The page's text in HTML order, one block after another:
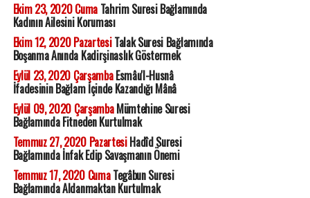
Ekim 23, 2020 CumaTahrim Suresi Bağlamında
Kadının Ailesini Koruması
Ekim 12, 2020 PazartesiTalak Suresi Bağlamında
Boşanma Anında Kadirşinaslık Göstermek
Eylül 23, 2020 ÇarşambaEsmâu'l-Husnâ
İfadesinin Bağlam İçinde Kazandığı Mânâ
Eylül 09, 2020 ÇarşambaMümtehine Suresi
Bağlamında Fitneden Kurtulmak
Temmuz 27, 2020 PazartesiHadîd Suresi
Bağlamında İnfak Edip Savaşmanın Önemi
Temmuz 17, 2020 CumaTegâbun Suresi
Bağlamında Aldanmaktan Kurtulmak